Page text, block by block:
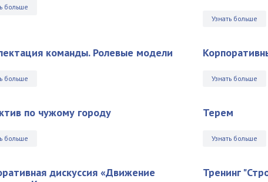
больше
Узнать больше
команды. Ролевые модели
больше Узнать больше
по чужому городу
больше
Терем
Узнать больше
дискуссия «Движение
Тренинг